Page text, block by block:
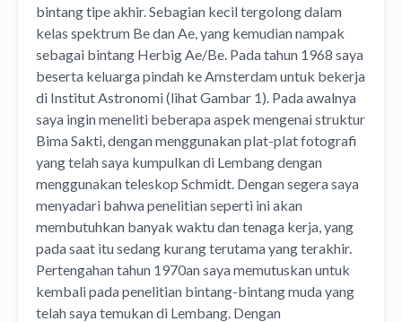
bintang tipe akhir. Sebagian kecil tergolong dalam
kelas spektrum Be dan Ae, yang kemudian nampak
sebagai bintang Herbig Ae/Be. Pada tahun 1968 saya
beserta keluarga pindah ke Amsterdam untuk bekerja
di Institut Astronomi (lihat Gambar 1). Pada awalnya
saya ingin meneliti beberapa aspek mengenai struktur
Bima Sakti, dengan menggunakan plat-plat fotografi
yang telah saya kumpulkan di Lembang dengan
menggunakan teleskop Schmidt. Dengan segera saya
menyadari bahwa penelitian seperti ini akan
membutuhkan banyak waktu dan tenaga kerja, yang
pada saat itu sedang kurang terutama yang terakhir.
Pertengahan tahun 1970an saya memutuskan untuk
kembali pada penelitian bintang-bintang muda yang
telah saya temukan di Lembang. Dengan